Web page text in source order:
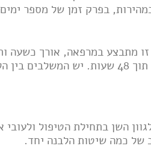
בפרק זמן של מספר
מתבצע במרפאה, אורך כשעה
מידיות. הטיפול אינו כואב כלל, אך ייתכן ובתום הטיפול, תיתכן רגישות, הצפויה לפוג תוך 48 שעות.
השן בתחילת הטיפול ולעובי
של כמה שיטות הלבנה יחד.